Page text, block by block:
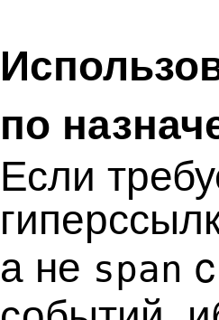
по
Если
а не span